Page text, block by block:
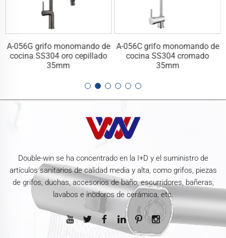
A-056G grifo monomando de
cocina SS304 oro cepillado
35mm
A-056C grifo monomando de
cocina SS304 cromado
35mm
Double-win se ha concentrado en la I+D y el suministro de
artículos sanitarios de calidad media y alta, como grifos, piezas
de grifos, duchas, accesorios de baño, escurridores, bañeras,
lavabos e inodoros de cerámica, etc.